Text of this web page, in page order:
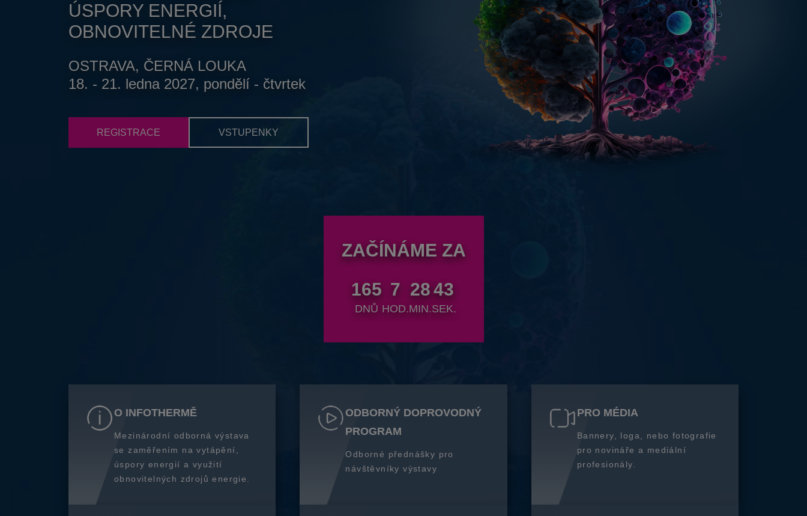
ÚSPORY ENERGIÍ,
OBNOVITELNÉ ZDROJE
OSTRAVA, ČERNÁ LOUKA
18. - 21. ledna 2027, pondělí - čtvrtek
REGISTRACE VSTUPENKY
ZAČÍNÁME ZA
165
DNŮ
7
HOD.
28
MIN.
41
SEK.
O INFOTHERMĚ
Mezinárodní odborná výstava
se zaměřením na vytápění,
úspory energií a využití
obnovitelných zdrojů energie.
ODBORNÝ DOPROVODNÝ
PROGRAM
Odborné přednášky pro
návštěvníky výstavy
PRO MÉDIA
Bannery, loga, nebo fotografie
pro novináře a mediální
profesionály.